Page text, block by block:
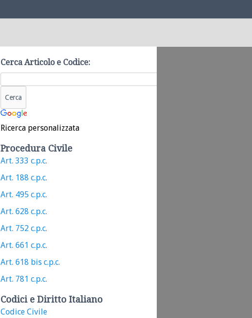
Cerca Articolo e Codice:
Ricerca personalizzata
Procedura Civile
Art. 333 c.p.c.
Art. 188 c.p.c.
Art. 495 c.p.c.
Art. 628 c.p.c.
Art. 752 c.p.c.
Art. 661 c.p.c.
Art. 618 bis c.p.c.
Art. 781 c.p.c.
Codici e Diritto Italiano
Codice Civile